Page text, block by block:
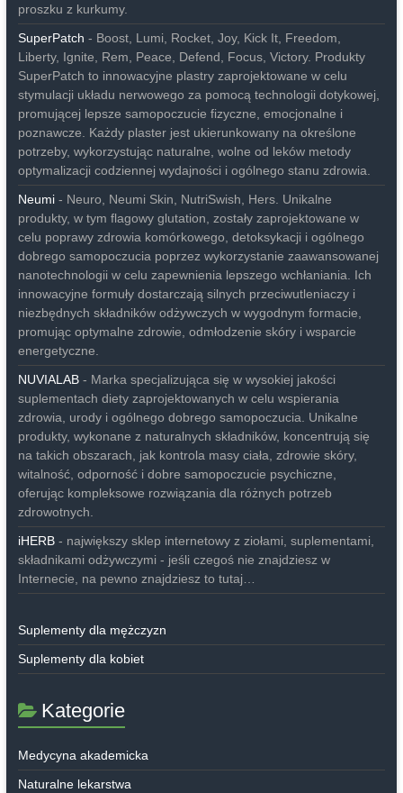
proszku z kurkumy.
SuperPatch - Boost, Lumi, Rocket, Joy, Kick It, Freedom,
Liberty, Ignite, Rem, Peace, Defend, Focus, Victory. Produkty
SuperPatch to innowacyjne plastry zaprojektowane w celu
stymulacji układu nerwowego za pomocą technologii dotykowej,
promującej lepsze samopoczucie fizyczne, emocjonalne i
poznawcze. Każdy plaster jest ukierunkowany na określone
potrzeby, wykorzystując naturalne, wolne od leków metody
optymalizacji codziennej wydajności i ogólnego stanu zdrowia.
Neumi- Neuro, Neumi Skin, NutriSwish, Hers. Unikalne
produkty, w tym flagowy glutation, zostały zaprojektowane w
celu poprawy zdrowia komórkowego, detoksykacji i ogólnego
dobrego samopoczucia poprzez wykorzystanie zaawansowanej
nanotechnologii w celu zapewnienia lepszego wchłaniania. Ich
innowacyjne formuły dostarczają silnych przeciwutleniaczy i
niezbędnych składników odżywczych w wygodnym formacie,
promując optymalne zdrowie, odmłodzenie skóry i wsparcie
energetyczne.
NUVIALAB- Marka specjalizująca się w wysokiej jakości
suplementach diety zaprojektowanych w celu wspierania
zdrowia, urody i ogólnego dobrego samopoczucia. Unikalne
produkty, wykonane z naturalnych składników, koncentrują się
na takich obszarach, jak kontrola masy ciała, zdrowie skóry,
witalność, odporność i dobre samopoczucie psychiczne,
oferując kompleksowe rozwiązania dla różnych potrzeb
zdrowotnych.
iHERB- największy sklep internetowy z ziołami, suplementami,
składnikami odżywczymi - jeśli czegoś nie znajdziesz w
Internecie, na pewno znajdziesz to tutaj…
Suplementy dla mężczyzn
Suplementy dla kobiet
Kategorie
Medycyna akademicka
Naturalne lekarstwa